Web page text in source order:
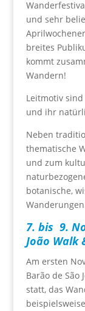
und sehr
breites
kommt
Wandern!
Leitmotiv
und ihr
Neben
thematische
und zum
botanische,
7. bis 9.
João Walk
Am ersten
Barão de São
statt, das